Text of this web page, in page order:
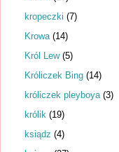
kropeczki (7)
Krowa (14)
Król Lew (5)
Króliczek Bing (14)
króliczek pleyboya (3)
królik (19)
ksiądz (4)